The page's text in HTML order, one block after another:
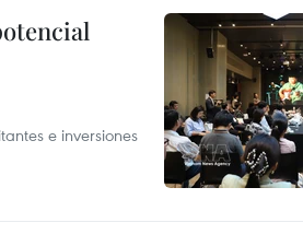
e inversiones